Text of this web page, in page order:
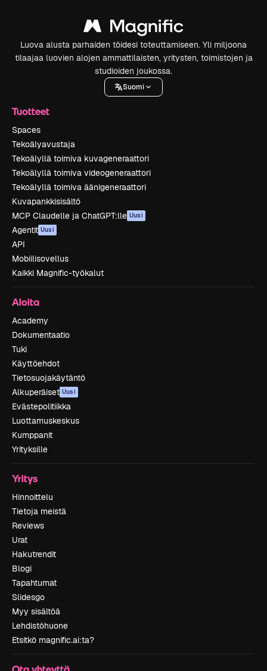
Luova alusta parhaiden töidesi toteuttamiseen. Yli miljoona
tilaajaa luovien alojen ammattilaisten, yritysten, toimistojen ja
studioiden joukossa.
Suomi
Tuotteet
Spaces
Tekoälyavustaja
Tekoälyllä toimiva kuvageneraattori
Tekoälyllä toimiva videogeneraattori
Tekoälyllä toimiva äänigeneraattori
Kuvapankkisisältö
MCP Claudelle ja ChatGPT:lle Uusi
Agentit Uusi
API
Mobiilisovellus
Kaikki Magnific-työkalut
Aloita
Academy
Dokumentaatio
Tuki
Käyttöehdot
Tietosuojakäytäntö
Alkuperäiset Uusi
Evästepolitiikka
Luottamuskeskus
Kumppanit
Yrityksille
Yritys
Hinnoittelu
Tietoja meistä
Reviews
Urat
Hakutrendit
Blogi
Tapahtumat
Slidesgo
Myy sisältöä
Lehdistöhuone
Etsitkö magnific.ai:ta?